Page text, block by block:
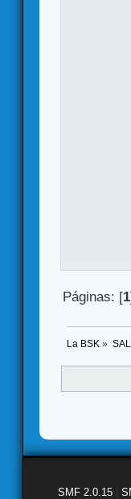
Páginas: [1
La BSK »
SMF 2.0.15